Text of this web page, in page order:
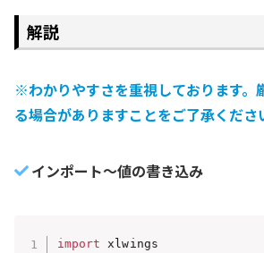
解説
※わかりやすさを重視しております。
る場合がありますことをご了承くださ
インポート～値の書き込み
import xlwings